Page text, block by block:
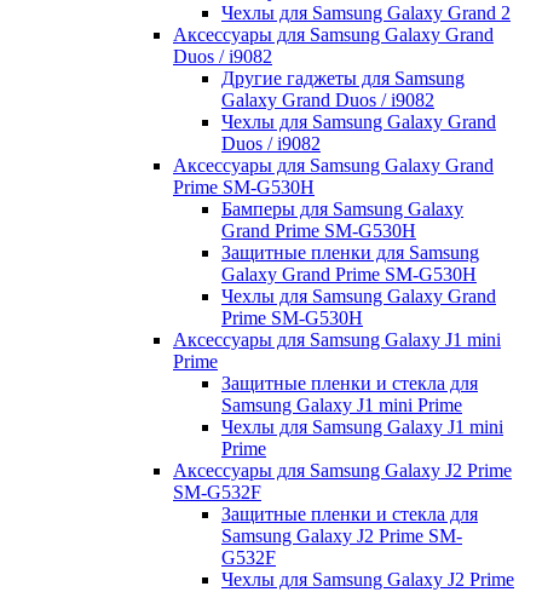
Чехлы для Samsung Galaxy Grand 2
Аксессуары для Samsung Galaxy Grand
Duos / i9082
Другие гаджеты для Samsung
Galaxy Grand Duos / i9082
Чехлы для Samsung Galaxy Grand
Duos / i9082
Аксессуары для Samsung Galaxy Grand
Prime SM-G530H
Бамперы для Samsung Galaxy
Grand Prime SM-G530H
Защитные пленки для Samsung
Galaxy Grand Prime SM-G530H
Чехлы для Samsung Galaxy Grand
Prime SM-G530H
Аксессуары для Samsung Galaxy J1 mini
Prime
Защитные пленки и стекла для
Samsung Galaxy J1 mini Prime
Чехлы для Samsung Galaxy J1 mini
Prime
Аксессуары для Samsung Galaxy J2 Prime
SM-G532F
Защитные пленки и стекла для
Samsung Galaxy J2 Prime SM-
G532F
Чехлы для Samsung Galaxy J2 Prime